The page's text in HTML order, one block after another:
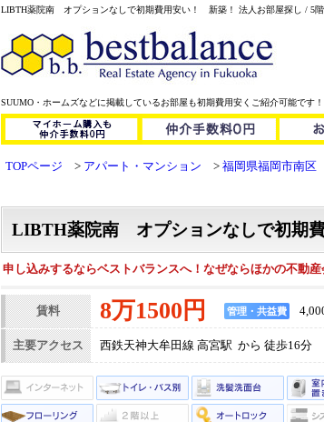
LIBTH薬院南 オプションなしで初期費用安い！ 新築！ 法人お部屋探し / 5階
SUUMO・ホームズなどに掲載しているお部屋も初期費用安くご紹介可能です
TOPページ アパート・マンション 福岡県福岡市南区
LIBTH薬院南 オプションなしで初期
申し込みするならベストバランスへ！なぜならほかの不動
賃料 8万1500円 管理・共益費
主要アクセス 西鉄天神大牟田線 高宮駅 から 徒歩16分